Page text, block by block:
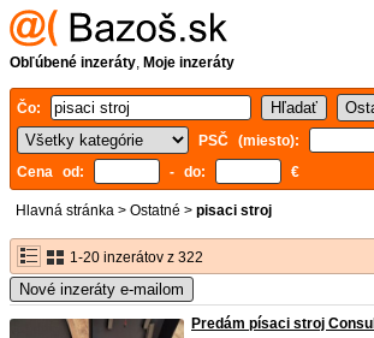
Obľúbené inzeráty, Moje inzeráty
Čo:
PSČ (miesto):
Cena od:
- do: €
Hlavná stránka > Ostatné > pisaci stroj
1-20 inzerátov z 322
Nové inzeráty e-mailom
Predám písaci stroj Consul